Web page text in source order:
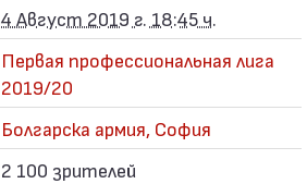
4 Август 2019 г. 18:45 ч.
Первая профессиональная лига
2019/20
Болгарска армия, София
2 100 зрителей